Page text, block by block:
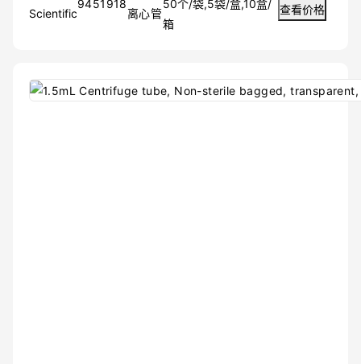
Scientific
9451918
离心管
50个/袋,5袋/盒,10盒/
箱
查看价格